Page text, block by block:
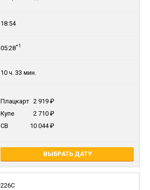
18:54
05:28+1
10 ч. 33 мин.
Плацкарт 2 919
Купе
2 710
СВ
10 044
ВЫБРАТЬ ДАТУ
226С